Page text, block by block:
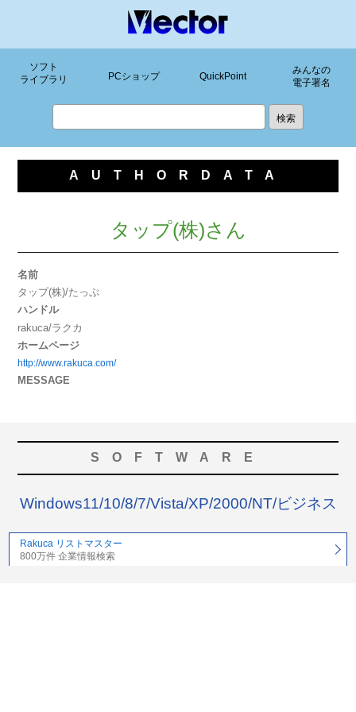
ソフト
ライブラリ
PCショップ QuickPoint
みんなの
電子署名
AUTHORDATA
タップ(株)さん
名前
タップ(株)/たっぷ
ハンドル
rakuca/ラクカ
ホームページ
http://www.rakuca.com/
MESSAGE
SOFTWARE
Windows11/10/8/7/Vista/XP/2000/NT/ビジネス
Rakuca リストマスター
800万件 企業情報検索